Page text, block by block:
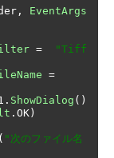
,
EventArgs
=
"Tiff
=
. ShowDialog ()
. OK)
( "次のファイル名